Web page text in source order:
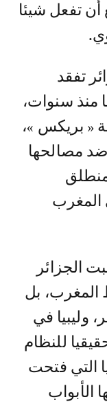
أن تفعل شيئا
تفقد
منذ سنوات،
« بريكس »،
مصالحها
المغرب
الجزائر
بل
وليبيا في
للنظام
التي فتحت
الأبواب